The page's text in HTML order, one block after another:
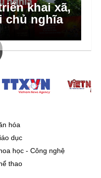
khai xã,
chủ nghĩa
tắt lửa
hóa
dục
học - Công nghệ
thao